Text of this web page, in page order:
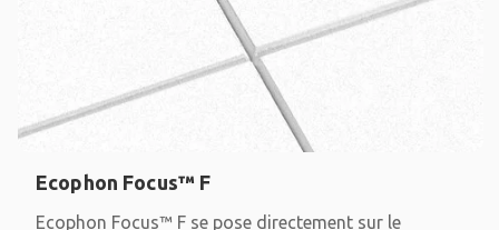
Ecophon Focus™ F
Ecophon Focus™ F se pose directement sur le